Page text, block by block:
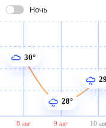
Ночь
8 авг 9 авг 10
30°
28°